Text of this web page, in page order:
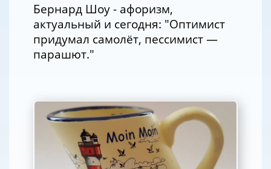
Бернард Шоу - афоризм,
актуальный и сегодня: "Оптимист
придумал самолёт, пессимист —
парашют."